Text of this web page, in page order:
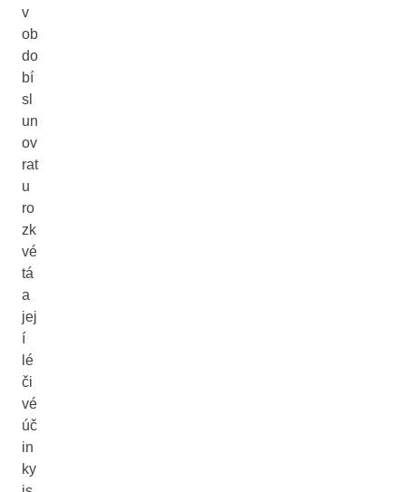
v
ob
do
bí
sl
un
ov
rat
u
ro
zk
vé
tá
a
jej
í
lé
či
vé
úč
in
ky